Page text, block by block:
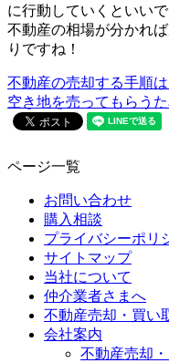
に行動していくといいで
不動産の相場が分かれ
りですね！
不動産の売却する手順
空き地を売ってもらう
ページ一覧
お問い合わせ
購入相談
プライバシーポリ
サイトマップ
当社について
仲介業者さまへ
不動産売却・買い
会社案内
不動産売却